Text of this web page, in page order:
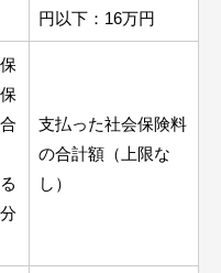
円以下：16万円
支払った社会保険料
の合計額（上限な
し）